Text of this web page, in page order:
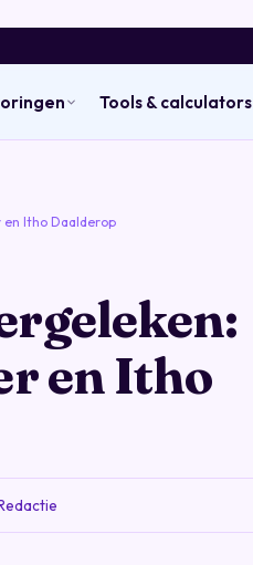
Tools & calculators
en Itho Daalderop
en Itho